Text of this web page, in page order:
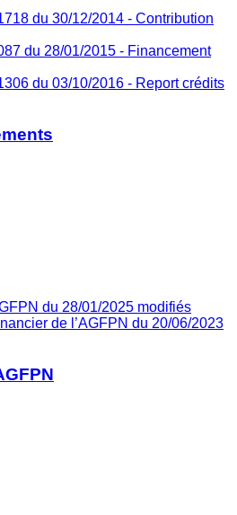
du 30/12/2014 - Contribution
du 28/01/2015 - Financement
du 03/10/2016 - Report crédits
du 28/01/2025 modifiés
de l’AGFPN du 20/06/2023